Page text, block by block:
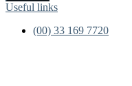
Useful links
(00) 33 169 7720